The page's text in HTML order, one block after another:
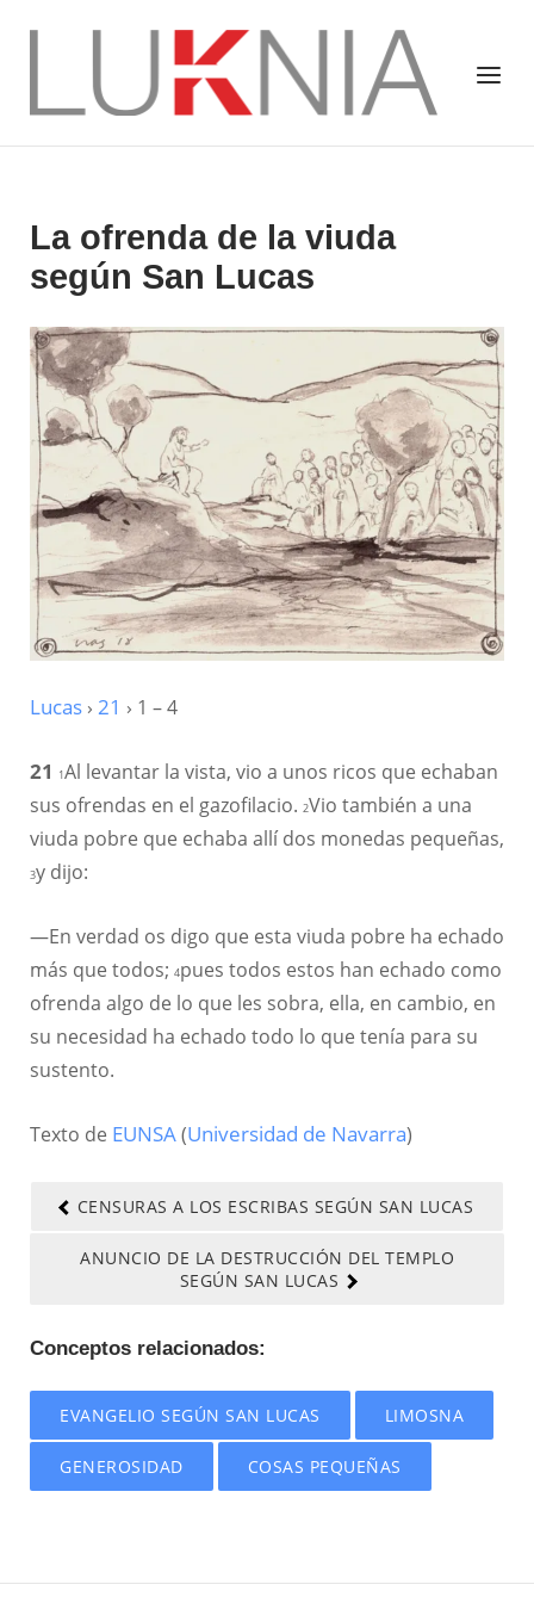
Menú
La ofrenda de la viuda
según San Lucas
Lucas › 21 › 1 – 4
21 1Al levantar la vista, vio a unos ricos que echaban
sus ofrendas en el gazofilacio. 2Vio también a una
viuda pobre que echaba allí dos monedas pequeñas,
3y dijo:
—En verdad os digo que esta viuda pobre ha echado
más que todos; 4pues todos estos han echado como
ofrenda algo de lo que les sobra, ella, en cambio, en
su necesidad ha echado todo lo que tenía para su
sustento.
Texto de EUNSA(Universidad de Navarra)
CENSURAS A LOS ESCRIBAS SEGÚN SAN LUCAS
ANUNCIO DE LA DESTRUCCIÓN DEL TEMPLO
SEGÚN SAN LUCAS
Conceptos relacionados:
EVANGELIO SEGÚN SAN LUCAS LIMOSNA
GENEROSIDAD COSAS PEQUEÑAS